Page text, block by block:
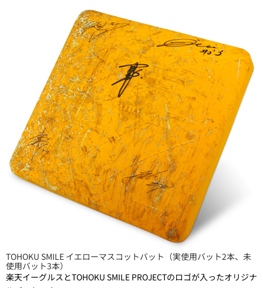
TOHOKU SMILE イエローマスコットバット（実使用バット2本、未
使用バット3本）
楽天イーグルスとTOHOKU SMILE PROJECTのロゴが入ったオリジナ